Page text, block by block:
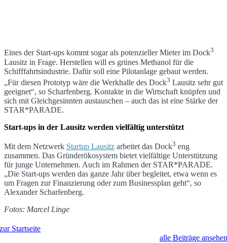
Eines der Start-ups kommt sogar als potenzieller Mieter im Dock3
Lausitz in Frage. Herstellen will es grünes Methanol für die
Schifffahrtsindustrie. Dafür soll eine Pilotanlage gebaut werden.
„Für diesen Prototyp wäre die Werkhalle des Dock3 Lausitz sehr gut
geeignet“, so Scharfenberg. Kontakte in die Wirtschaft knüpfen und
sich mit Gleichgesinnten austauschen – auch das ist eine Stärke der
STAR*PARADE.
Start-ups in der Lausitz werden vielfältig unterstützt
Mit dem Netzwerk Startup Lausitz arbeitet das Dock3 eng
zusammen. Das Gründerökosystem bietet vielfältige Unterstützung
für junge Unternehmen. Auch im Rahmen der STAR*PARADE.
„Die Start-ups werden das ganze Jahr über begleitet, etwa wenn es
um Fragen zur Finanzierung oder zum Businessplan geht“, so
Alexander Scharfenberg.
Fotos: Marcel Linge
zur Startseite
alle Beiträge ansehen